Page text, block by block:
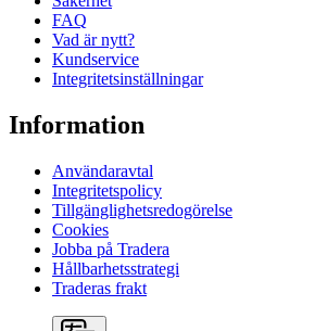
FAQ
Vad är nytt?
Kundservice
Integritetsinställningar
Information
Användaravtal
Integritetspolicy
Tillgänglighetsredogörelse
Cookies
Jobba på Tradera
Hållbarhetsstrategi
Traderas frakt